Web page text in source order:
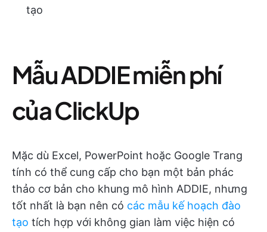
tạo
Mẫu ADDIE miễn phí
của ClickUp
Mặc dù Excel, PowerPoint hoặc Google Trang
tính có thể cung cấp cho bạn một bản phác
thảo cơ bản cho khung mô hình ADDIE, nhưng
tốt nhất là bạn nên có các mẫu kế hoạch đào
tạo tích hợp với không gian làm việc hiện có